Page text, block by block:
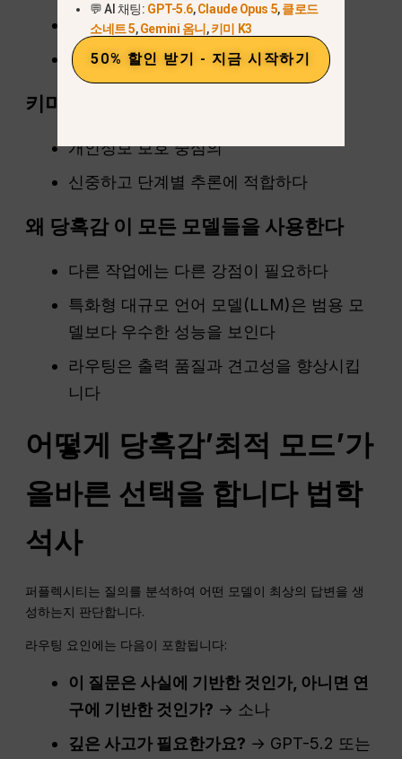
실시간, 트렌드에 민감한 쿼리에 최적
뛰어난 대화 흐름
키미 K2 (문샷)
개인정보 보호 중심의
신중하고 단계별 추론에 적합하다
왜 당혹감이 모든 모델들을 사용한다
다른 작업에는 다른 강점이 필요하다
특화형 대규모 언어 모델(LLM)은 범용 모
델보다 우수한 성능을 보인다
라우팅은 출력 품질과 견고성을 향상시킵
니다
어떻게 당혹감’최적 모드’가
올바른 선택을 합니다 법학
석사
퍼플렉시티는 질의를 분석하여 어떤 모델이 최상의 답변을 생
성하는지 판단합니다.
라우팅 요인에는 다음이 포함됩니다:
이 질문은 사실에 기반한 것인가, 아니면 연
구에 기반한 것인가? → 소나
깊은 사고가 필요한가요? → GPT-5.2 또는
💬 AI 채팅: GPT-5.6,Claude Opus 5,클로드
소네트 5,Gemini 옴니 ,키미 K3
50% 할인 받기 - 지금 시작하기